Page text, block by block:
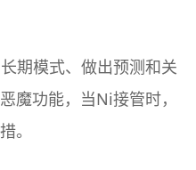
期模式、做出预测和关
魔功能，当Ni接管时，
。